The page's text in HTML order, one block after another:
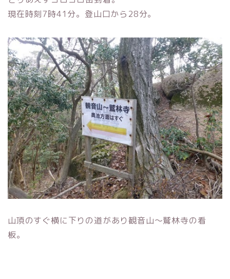
現在時刻7時41分。登山口から28分。
山頂のすぐ横に下りの道があり観音山～鷲林寺の看
板。